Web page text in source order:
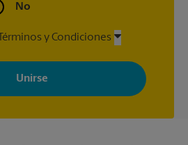
No
y Condiciones
correos electrónicos de The UPS
especiales, promociones y mensajes
Puede darse de baja en cualquier
consulte nuestra política de